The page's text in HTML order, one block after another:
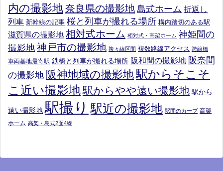
内の撮影地奈良県の撮影地 島式ホーム 折返し
列車 新幹線の記事 桜と列車が撮れる場所 構内踏切のある駅
滋賀県の撮影地 相対式ホーム 相対式・高架ホーム 神姫間の
撮影地神戸市の撮影地 複々線区間 複数路線アクセス 跨線橋
車両基地最寄駅 鉄橋と列車が撮れる場所 阪和間の撮影地 阪奈間
の撮影地 阪神地域の撮影地駅からそこそ
こ近い撮影地駅からやや遠い撮影地 駅から
遠い撮影地 駅撮り 駅近の撮影地 駅間のカーブ 高架
ホーム 高架・島式2面4線